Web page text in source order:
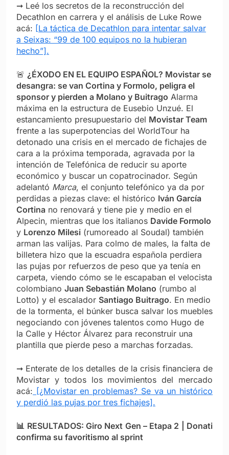
➞ Leé los secretos de la reconstrucción del
Decathlon en carrera y el análisis de Luke Rowe
acá: [La táctica de Decathlon para intentar salvar
a Seixas: “99 de 100 equipos no la hubieran
hecho”].
🚨 ¿ÉXODO EN EL EQUIPO ESPAÑOL? Movistar se
desangra: se van Cortina y Formolo, peligra el
sponsor y pierden a Molano y Buitrago Alarma
máxima en la estructura de Eusebio Unzué. El
estancamiento presupuestario del Movistar Team
frente a las superpotencias del WorldTour ha
detonado una crisis en el mercado de fichajes de
cara a la próxima temporada, agravada por la
intención de Telefónica de reducir su aporte
económico y buscar un copatrocinador. Según
adelantó Marca, el conjunto telefónico ya da por
perdidas a piezas clave: el histórico Iván García
Cortina no renovará y tiene pie y medio en el
Alpecin, mientras que los italianos Davide Formolo
y Lorenzo Milesi (rumoreado al Soudal) también
arman las valijas. Para colmo de males, la falta de
billetera hizo que la escuadra española perdiera
las pujas por refuerzos de peso que ya tenía en
carpeta, viendo cómo se le escapaban el velocista
colombiano Juan Sebastián Molano (rumbo al
Lotto) y el escalador Santiago Buitrago. En medio
de la tormenta, el búnker busca salvar los muebles
negociando con jóvenes talentos como Hugo de
la Calle y Héctor Álvarez para reconstruir una
plantilla que pierde peso a marchas forzadas.
➞ Enterate de los detalles de la crisis financiera de
Movistar y todos los movimientos del mercado
acá: [¿Movistar en problemas? Se va un histórico
y perdió las pujas por tres fichajes].
📊 RESULTADOS: Giro Next Gen – Etapa 2 | Donati
confirma su favoritismo al sprint